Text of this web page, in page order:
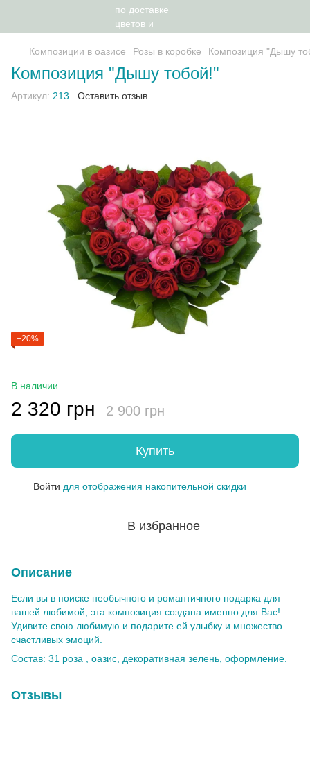
Композиции в оазисе Розы в коробке Композиция "Дышу
Композиция "Дышу тобой!"
Артикул: 213 Оставить отзыв
−20%
В наличии
2 320 грн 2 900 грн
Купить
Войти для отображения накопительной скидки
В избранное
Описание
Если вы в поиске необычного и романтичного подарка для
вашей любимой, эта композиция создана именно для Вас!
Удивите свою любимую и подарите ей улыбку и множество
счастливых эмоций.
Состав: 31 роза , оазис, декоративная зелень, оформление.
Отзывы